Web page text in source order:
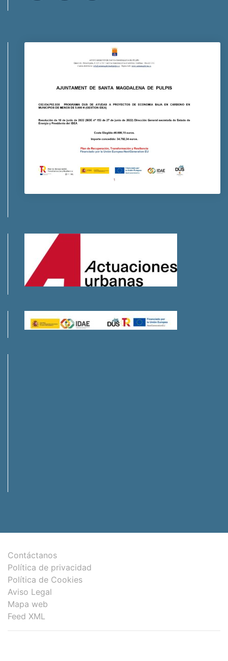
Contáctanos
Política de privacidad
Política de Cookies
Aviso Legal
Mapa web
Feed XML